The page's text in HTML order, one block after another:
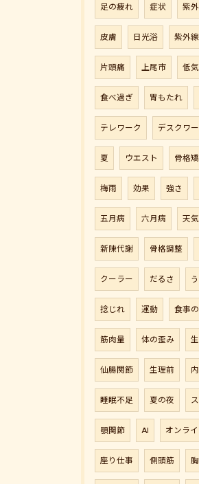
足の疲れ 症状 紫
皮膚 日光浴 紫外
片頭痛 上尾市 低
食べ過ぎ 胃もたれ
テレワーク デスクワ
夏 ウエスト 骨格
梅雨 効果 強さ
五月病 六月病 天
新陳代謝 骨格調整
クーラー だるさ
捻じれ 運動 食事
筋肉量 体の歪み
仙腸関節 生理前
睡眠不足 夏の夜
顎関節 AI オンラ
座り仕事 側頭筋